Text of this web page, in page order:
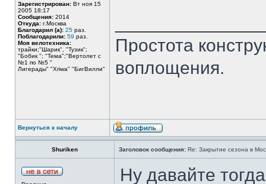
Зарегистрирован: Вт ноя 15
2005 18:17
Сообщения: 2014
Откуда: г.Москва
Благодарил (а): 25 раз.
Поблагодарили: 59 раз.
Моя велотехника:
трайки;"Шарик", "Тузик";
"Бобик "; "Тема";"Вертолет с
№1 по №5 "
Лигерады" "Хriwa" "БигВилли"
Простота
воплощения.
Вернуться к началу
Shuriken Заголовок сообщения: Re: Закрытие сезона в
Ну давайте